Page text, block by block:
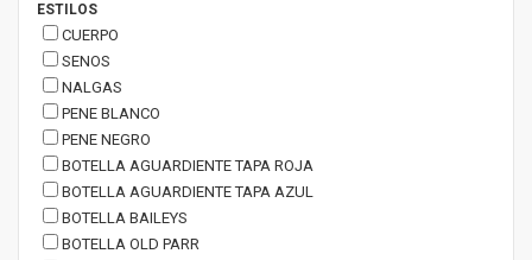
ESTILOS
CUERPO
SENOS
NALGAS
PENE BLANCO
PENE NEGRO
BOTELLA AGUARDIENTE TAPA ROJA
BOTELLA AGUARDIENTE TAPA AZUL
BOTELLA BAILEYS
BOTELLA OLD PARR